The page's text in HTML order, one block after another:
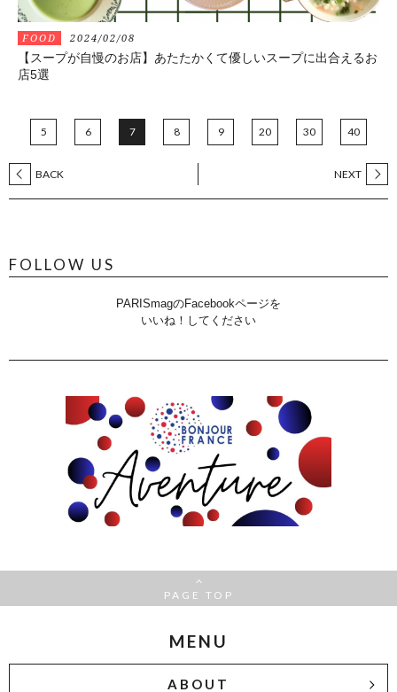
FOOD 2024/02/08
【スープが自慢のお店】あたたかくて優しいスープに出合えるお
店5選
BACK
5 6 7 8 9 20 30 40
NEXT
FOLLOW US
PARISmagのFacebookページを
いいね！してください
PAGE TOP
MENU
ABOUT